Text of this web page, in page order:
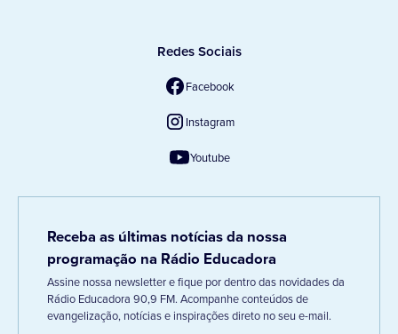
Redes Sociais
Facebook
Instagram
Youtube
Receba as últimas notícias da nossa
programação na Rádio Educadora
Assine nossa newsletter e fique por dentro das novidades da
Rádio Educadora 90,9 FM. Acompanhe conteúdos de
evangelização, notícias e inspirações direto no seu e-mail.